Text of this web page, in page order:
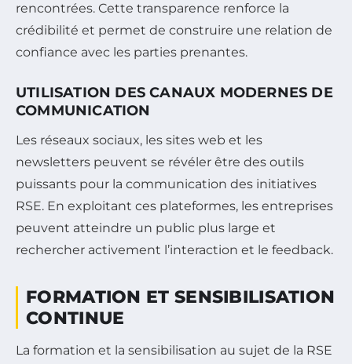
rencontrées. Cette transparence renforce la
crédibilité et permet de construire une relation de
confiance avec les parties prenantes.
UTILISATION DES CANAUX MODERNES DE
COMMUNICATION
Les réseaux sociaux, les sites web et les
newsletters peuvent se révéler être des outils
puissants pour la communication des initiatives
RSE. En exploitant ces plateformes, les entreprises
peuvent atteindre un public plus large et
rechercher activement l’interaction et le feedback.
FORMATION ET SENSIBILISATION
CONTINUE
La formation et la sensibilisation au sujet de la RSE